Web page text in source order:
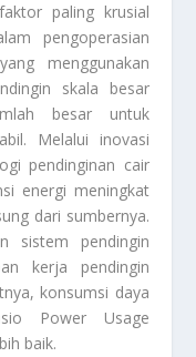
paling krusial
pengoperasian
menggunakan
skala besar
besar untuk
Melalui inovasi
pendinginan cair
energi meningkat
dari sumbernya.
sistem pendingin
kerja pendingin
konsumsi daya
Power Usage
baik.